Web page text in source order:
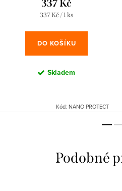
337 Kč
Měrná
337 Kč / 1 ks
DO KOŠÍKU
Skladem
Kód: NANO PROTECT